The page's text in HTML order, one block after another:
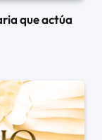
que actúa